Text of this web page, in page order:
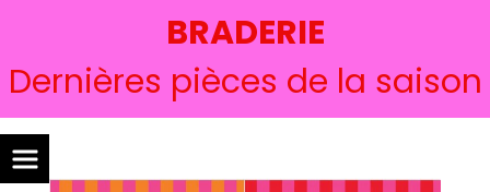
BRADERIE
Dernières pièces de la saison